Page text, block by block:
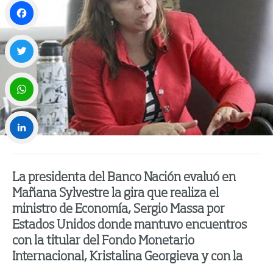
La presidenta del Banco Nación evaluó en
Mañana Sylvestre la gira que realiza el
ministro de Economía, Sergio Massa por
Estados Unidos donde mantuvo encuentros
con la titular del Fondo Monetario
Internacional, Kristalina Georgieva y con la
Facebook
Twitter
WhatsApp
LinkedIn